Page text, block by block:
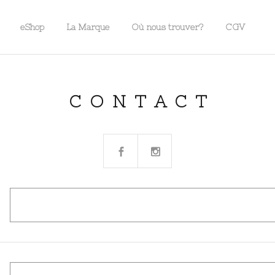
eShop La Marque Où nous trouver? CGV
CONTACT